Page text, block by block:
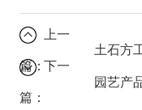
上一
篇：下一
篇：